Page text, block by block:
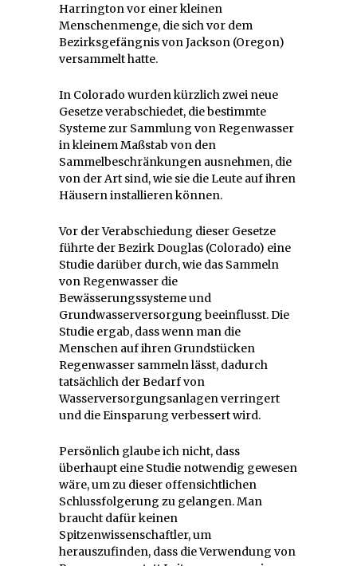
Harrington vor einer kleinen
Menschenmenge, die sich vor dem
Bezirksgefängnis von Jackson (Oregon)
versammelt hatte.
In Colorado wurden kürzlich zwei neue
Gesetze verabschiedet, die bestimmte
Systeme zur Sammlung von Regenwasser
in kleinem Maßstab von den
Sammelbeschränkungen ausnehmen, die
von der Art sind, wie sie die Leute auf ihren
Häusern installieren können.
Vor der Verabschiedung dieser Gesetze
führte der Bezirk Douglas (Colorado) eine
Studie darüber durch, wie das Sammeln
von Regenwasser die
Bewässerungssysteme und
Grundwasserversorgung beeinflusst. Die
Studie ergab, dass wenn man die
Menschen auf ihren Grundstücken
Regenwasser sammeln lässt, dadurch
tatsächlich der Bedarf von
Wasserversorgungsanlagen verringert
und die Einsparung verbessert wird.
Persönlich glaube ich nicht, dass
überhaupt eine Studie notwendig gewesen
wäre, um zu dieser offensichtlichen
Schlussfolgerung zu gelangen. Man
braucht dafür keinen
Spitzenwissenschaftler, um
herauszufinden, dass die Verwendung von